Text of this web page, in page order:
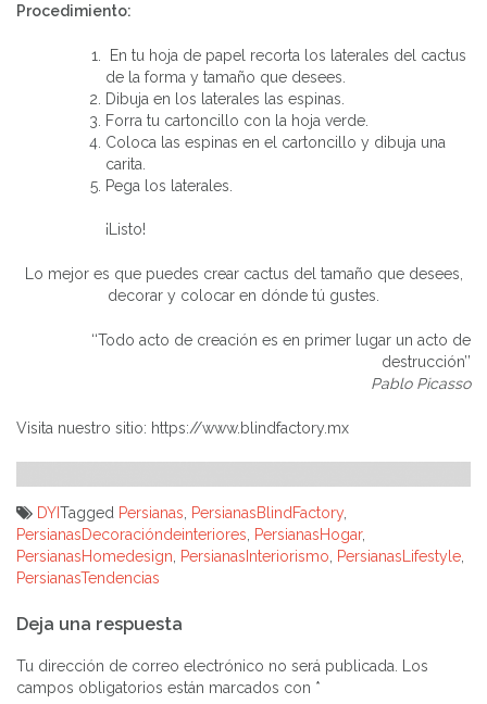
Procedimiento:
En tu hoja de papel recorta los laterales del cactus
de la forma y tamaño que desees.
Dibuja en los laterales las espinas.
Forra tu cartoncillo con la hoja verde.
Coloca las espinas en el cartoncillo y dibuja una
carita.
Pega los laterales.
¡Listo!
Lo mejor es que puedes crear cactus del tamaño que desees,
decorar y colocar en dónde tú gustes.
‘‘Todo acto de creación es en primer lugar un acto de
destrucción’’
Pablo Picasso
Visita nuestro sitio: https://www.blindfactory.mx
DYITagged Persianas, PersianasBlindFactory,
PersianasDecoracióndeinteriores, PersianasHogar,
PersianasHomedesign, PersianasInteriorismo, PersianasLifestyle,
PersianasTendencias
Navegación
de
entradas
Deja una respuesta
Tu dirección de correo electrónico no será publicada.
Los
campos obligatorios están marcados con *